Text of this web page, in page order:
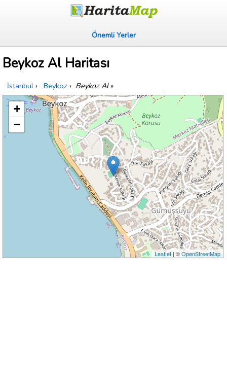
Önemli Yerler
Beykoz Al Haritası
İstanbul › Beykoz › Beykoz Al»
+
−
Leaflet| ©OpenStreetMap